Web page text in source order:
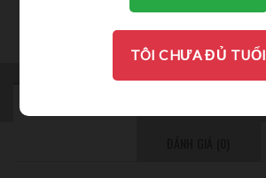
THƯỞNG THỨC
TÔI CHƯA ĐỦ TUỔI